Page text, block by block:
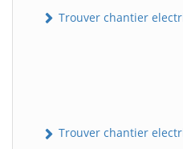
Trouver chantier
Trouver chantier